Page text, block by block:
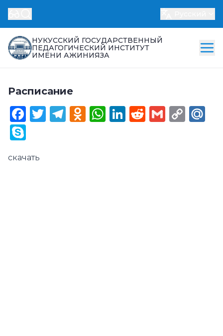
НУКУССКИЙ ГОСУДАРСТВЕННЫЙ
ПЕДАГОГИЧЕСКИЙ ИНСТИТУТ
ИМЕНИ АЖИНИЯЗА
Расписание
Facebook
Twitter
Telegram
Odnoklassniki
WhatsApp
LinkedIn
Reddit
Gmail
скачать